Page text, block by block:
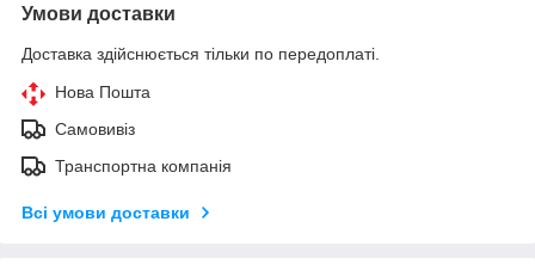
Умови доставки
Доставка здійснюється тільки по передоплаті.
Нова Пошта
Самовивіз
Транспортна компанія
Всі умови доставки